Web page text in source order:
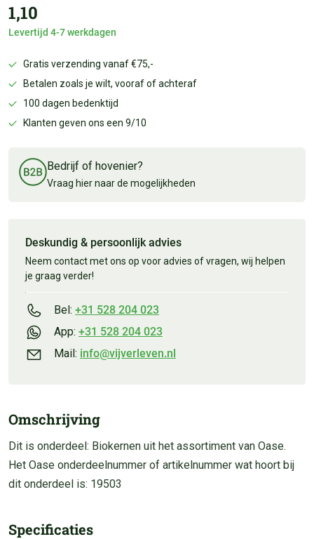
1,10
Levertijd 4-7 werkdagen
Gratis verzending vanaf €75,-
Betalen zoals je wilt, vooraf of achteraf
100 dagen bedenktijd
Klanten geven ons een 9/10
Bedrijf of hovenier?
Vraag hier naar de mogelijkheden
Deskundig & persoonlijk advies
Neem contact met ons op voor advies of vragen, wij helpen
je graag verder!
Bel: +31 528 204 023
App: +31 528 204 023
Mail: info@vijverleven.nl
Omschrijving
Dit is onderdeel: Biokernen uit het assortiment van Oase.
Het Oase onderdeelnummer of artikelnummer wat hoort bij
dit onderdeel is: 19503
Specificaties